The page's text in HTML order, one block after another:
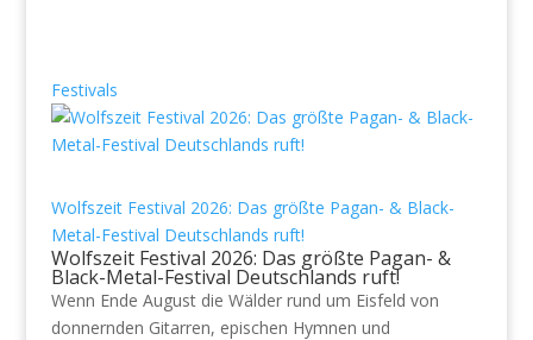
Festivals
Wolfszeit Festival 2026: Das größte Pagan- & Black-
Metal-Festival Deutschlands ruft!
Wolfszeit Festival 2026: Das größte Pagan- &
Black-Metal-Festival Deutschlands ruft!
Wenn Ende August die Wälder rund um Eisfeld von
donnernden Gitarren, epischen Hymnen und